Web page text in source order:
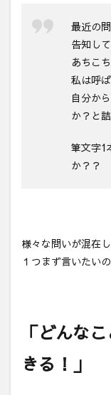
最近の
告知し
あちこ
私は呼ば
自分か
か？と
筆文字1
か？？
様々な問いが混在
１つまず言いたいの
「どんな
きる！」